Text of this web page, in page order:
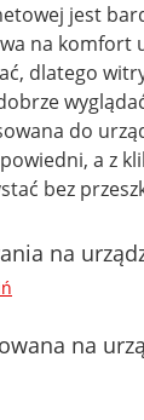
jest
na komfort
dlatego
do
a z
bez
na
na